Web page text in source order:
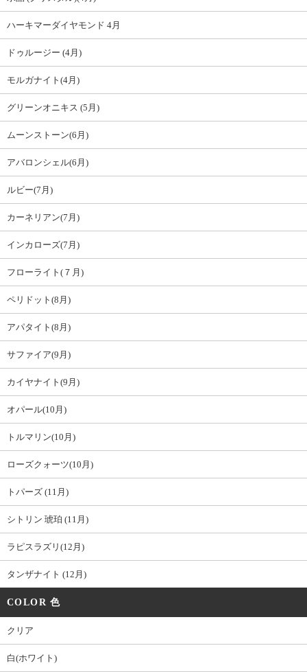
ハーキマーダイヤモンド 4月
ドゥルージー (4月)
モルガナイト(4月)
グリーンオニキス (5月)
ムーンストーン(6月)
アバロンシェル(6月)
ルビー(7月)
カーネリアン(7月)
インカローズ(7月)
フローライト(７月)
ペリドット(8月)
アパタイト(8月)
サファイア(9月)
カイヤナイト(9月)
オパール(10月)
トルマリン(10月)
ローズクォーツ(10月)
トパーズ (11月)
シトリン 琥珀 (11月)
ラピスラズリ(12月)
タンザナイト (12月)
COLOR 色
クリア
白(ホワイト)